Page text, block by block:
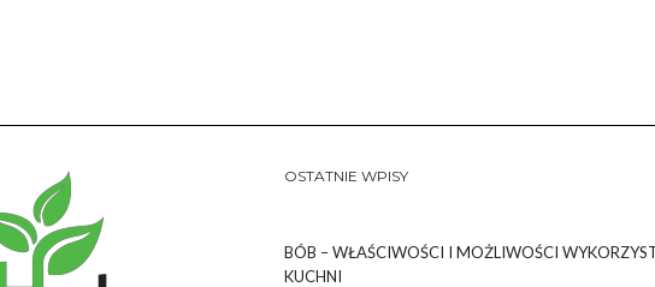
OSTATNIE WPISY
BÓB – WŁAŚCIWOŚCI I MOŻLIWOŚCI
KUCHNI